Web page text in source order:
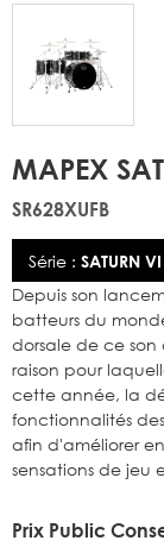
MAPEX
SR628XUFB
Série :SATURN VI
Depuis son
batteurs du
dorsale de ce son
raison pour
cette année, la
fonctionnalités
afin d'améliorer
sensations de jeu
Prix Public